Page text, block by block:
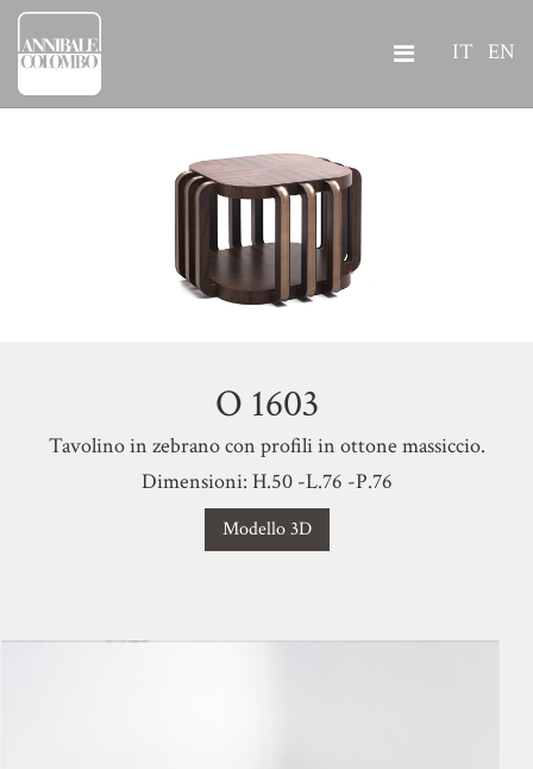
IT EN
O 1603
Tavolino in zebrano con profili in ottone massiccio.
Dimensioni: H.50 -L.76 -P.76
Modello 3D